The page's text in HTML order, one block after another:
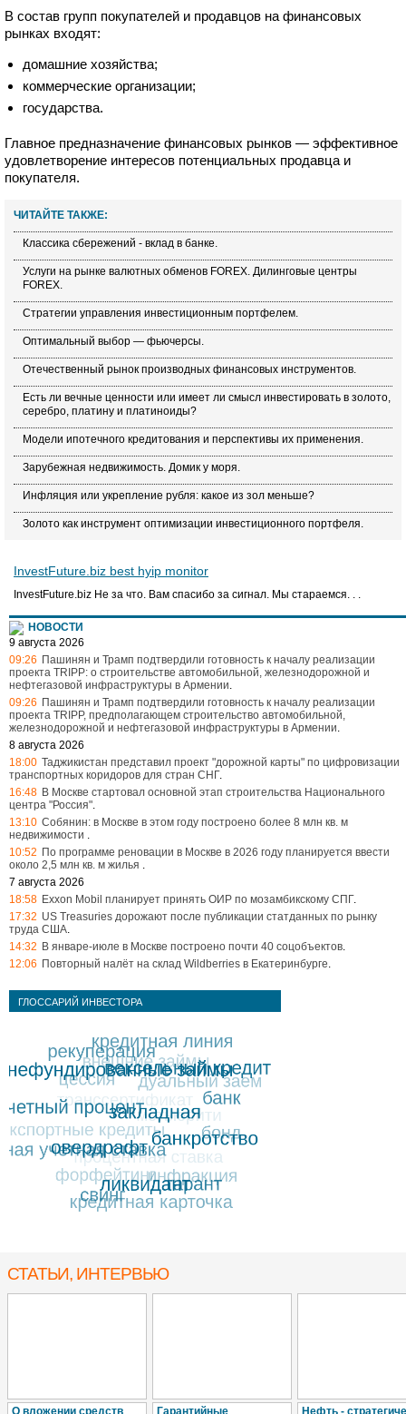
В состав групп покупателей и продавцов на финансовых
рынках входят:
домашние хозяйства;
коммерческие организации;
государства.
Главное предназначение финансовых рынков — эффективное
удовлетворение интересов потенциальных продавца и
покупателя.
ЧИТАЙТЕ ТАКЖЕ:
Классика сбережений - вклад в банке.
Услуги на рынке валютных обменов FOREX. Дилинговые центры
FOREX.
Стратегии управления инвестиционным портфелем.
Оптимальный выбор — фьючерсы.
Отечественный рынок производных финансовых инструментов.
Есть ли вечные ценности или имеет ли смысл инвестировать в золото,
серебро, платину и платиноиды?
Модели ипотечного кредитования и перспективы их применения.
Зарубежная недвижимость. Домик у моря.
Инфляция или укрепление рубля: какое из зол меньше?
Золото как инструмент оптимизации инвестиционного портфеля.
InvestFuture.biz best hyip monitor
InvestFuture.biz Не за что. Вам спасибо за сигнал. Мы стараемся. . .
НОВОСТИ
9 августа 2026
09:26 Пашинян и Трамп подтвердили готовность к началу реализации
проекта TRIPP: о строительстве автомобильной, железнодорожной и
нефтегазовой инфраструктуры в Армении.
09:26 Пашинян и Трамп подтвердили готовность к началу реализации
проекта TRIPP, предполагающем строительство автомобильной,
железнодорожной и нефтегазовой инфраструктуры в Армении.
8 августа 2026
18:00 Таджикистан представил проект "дорожной карты" по цифровизации
транспортных коридоров для стран СНГ.
16:48 В Москве стартовал основной этап строительства Национального
центра "Россия".
13:10 Собянин: в Москве в этом году построено более 8 млн кв. м
недвижимости .
10:52 По программе реновации в Москве в 2026 году планируется ввести
около 2,5 млн кв. м жилья .
7 августа 2026
18:58 Exxon Mobil планирует принять ОИР по мозамбикскому СПГ.
17:32 US Treasuries дорожают после публикации статданных по рынку
труда США.
14:32 В январе-июле в Москве построено почти 40 соцобъектов.
12:06 Повторный налёт на склад Wildberries в Екатеринбурге.
ГЛОССАРИЙ ИНВЕСТОРА
СТАТЬИ, ИНТЕРВЬЮ
О вложении средств Гарантийные Нефть -